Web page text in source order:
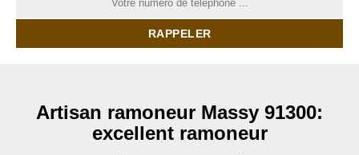
Artisan ramoneur Massy 91300:
excellent ramoneur